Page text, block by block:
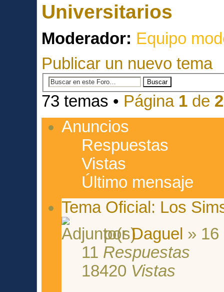
Universitarios
Moderador: Equipo
Publicar un nuevo tema
73 temas • Página 1 de 2
Anuncios
Respuestas
Vistas
Último mensaje
Tema Oficial: Los
porDaguel » 16
11 Respuestas
18420 Vistas